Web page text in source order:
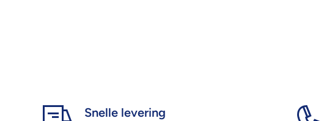
Snelle levering